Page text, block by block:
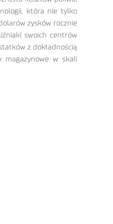
która nie tylko
zysków rocznie
swoich centrów
z dokładnością
w skali